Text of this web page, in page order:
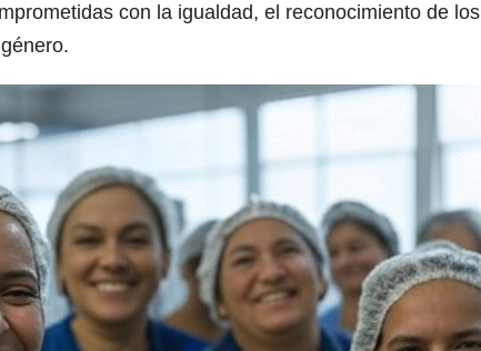
con la igualdad, el reconocimiento de